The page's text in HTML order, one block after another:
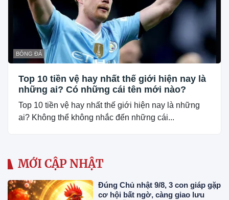
BÓNG ĐÁ
Top 10 tiền vệ hay nhất thế giới hiện nay là
những ai? Có những cái tên mới nào?
Top 10 tiền vệ hay nhất thế giới hiện nay là những
ai? Không thể không nhắc đến những cái...
MỚI CẬP NHẬT
Đúng Chủ nhật 9/8, 3 con giáp gặp
cơ hội bất ngờ, càng giao lưu